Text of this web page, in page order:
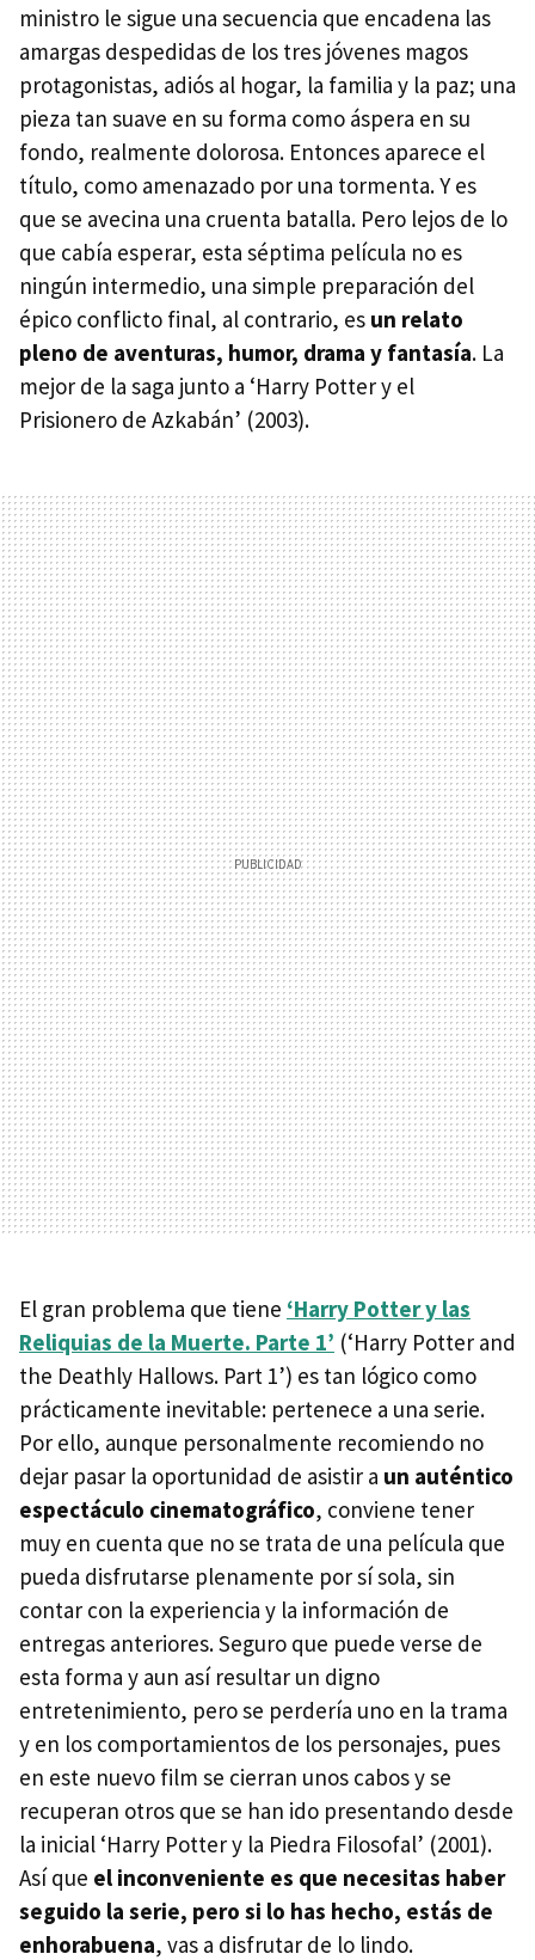
ministro le sigue una secuencia que encadena las
amargas despedidas de los tres jóvenes magos
protagonistas, adiós al hogar, la familia y la paz; una
pieza tan suave en su forma como áspera en su
fondo, realmente dolorosa. Entonces aparece el
título, como amenazado por una tormenta. Y es
que se avecina una cruenta batalla. Pero lejos de lo
que cabía esperar, esta séptima película no es
ningún intermedio, una simple preparación del
épico conflicto final, al contrario, es un relato
pleno de aventuras, humor, drama y fantasía. La
mejor de la saga junto a ‘Harry Potter y el
Prisionero de Azkabán’ (2003).
El gran problema que tiene ‘Harry Potter y las
Reliquias de la Muerte. Parte 1’ (‘Harry Potter and
the Deathly Hallows. Part 1’) es tan lógico como
prácticamente inevitable: pertenece a una serie.
Por ello, aunque personalmente recomiendo no
dejar pasar la oportunidad de asistir a un auténtico
espectáculo cinematográfico, conviene tener
muy en cuenta que no se trata de una película que
pueda disfrutarse plenamente por sí sola, sin
contar con la experiencia y la información de
entregas anteriores. Seguro que puede verse de
esta forma y aun así resultar un digno
entretenimiento, pero se perdería uno en la trama
y en los comportamientos de los personajes, pues
en este nuevo film se cierran unos cabos y se
recuperan otros que se han ido presentando desde
la inicial ‘Harry Potter y la Piedra Filosofal’ (2001).
Así que el inconveniente es que necesitas haber
seguido la serie, pero si lo has hecho, estás de
enhorabuena, vas a disfrutar de lo lindo.